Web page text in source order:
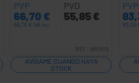
PVP
66,70 €
66,70 € IVA inc.
PVD
55,85 €
REF: WK005
AVÍSAME CUANDO HAYA
STOCK
PVP
83,35